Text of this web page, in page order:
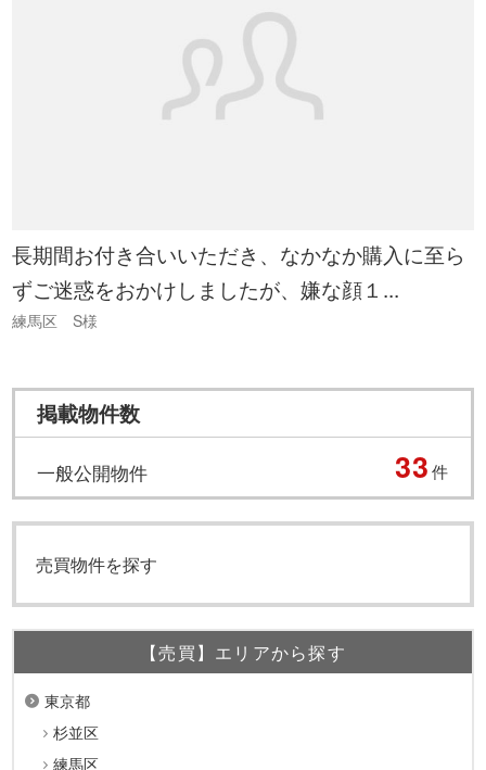
長期間お付き合いいただき、なかなか購入に至ら
ずご迷惑をおかけしましたが、嫌な顔１...
練馬区 S様
掲載物件数
一般公開物件 33 件
売買物件を探す
【売買】エリアから探す
東京都
杉並区
練馬区